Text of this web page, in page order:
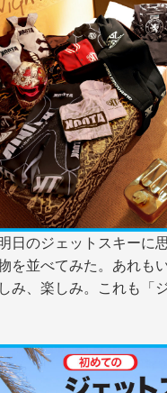
日のジェットスキーに
を並べてみた。あれも
み、楽しみ。これも「